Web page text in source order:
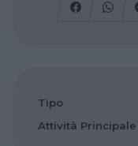
Tipo
Attività Principale